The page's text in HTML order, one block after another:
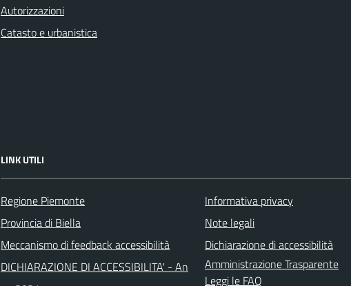
Autorizzazioni
Catasto e urbanistica
LINK UTILI
Regione Piemonte
Provincia di Biella
Meccanismo di feedback accessibilità
DICHIARAZIONE DI ACCESSIBILITA' - An
Informativa privacy
Note legali
Dichiarazione di accessibilità
Amministrazione Trasparente
Leggi le FAQ